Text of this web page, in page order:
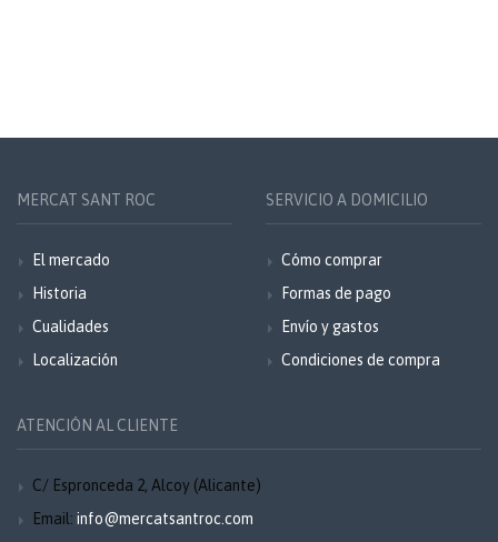
MERCAT SANT ROC
El mercado
Historia
Cualidades
Localización
SERVICIO A DOMICILIO
Cómo comprar
Formas de pago
Envío y gastos
Condiciones de compra
ATENCIÓN AL CLIENTE
C/ Espronceda 2, Alcoy (Alicante)
Email: info@mercatsantroc.com